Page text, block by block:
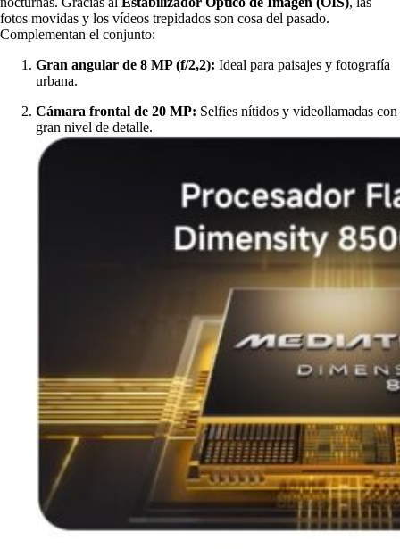
fotos movidas y los vídeos trepidados son cosa del pasado.
Complementan el conjunto:
Gran angular de 8 MP (f/2,2): Ideal para paisajes y fotografía
urbana.
Cámara frontal de 20 MP: Selfies nítidos y videollamadas con
gran nivel de detalle.